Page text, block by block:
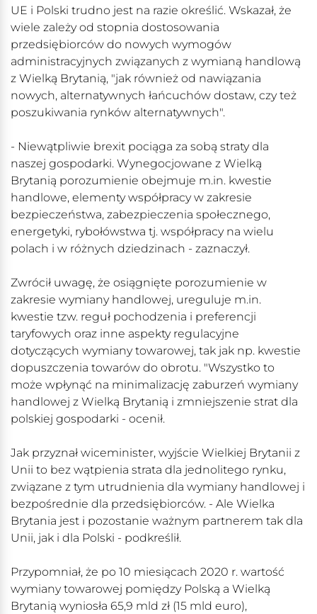
UE i Polski trudno jest na razie określić. Wskazał, że
wiele zależy od stopnia dostosowania
przedsiębiorców do nowych wymogów
administracyjnych związanych z wymianą handlową
z Wielką Brytanią, "jak również od nawiązania
nowych, alternatywnych łańcuchów dostaw, czy też
poszukiwania rynków alternatywnych".
- Niewątpliwie brexit pociąga za sobą straty dla
naszej gospodarki. Wynegocjowane z Wielką
Brytanią porozumienie obejmuje m.in. kwestie
handlowe, elementy współpracy w zakresie
bezpieczeństwa, zabezpieczenia społecznego,
energetyki, rybołówstwa tj. współpracy na wielu
polach i w różnych dziedzinach - zaznaczył.
Zwrócił uwagę, że osiągnięte porozumienie w
zakresie wymiany handlowej, ureguluje m.in.
kwestie tzw. reguł pochodzenia i preferencji
taryfowych oraz inne aspekty regulacyjne
dotyczących wymiany towarowej, tak jak np. kwestie
dopuszczenia towarów do obrotu. "Wszystko to
może wpłynąć na minimalizację zaburzeń wymiany
handlowej z Wielką Brytanią i zmniejszenie strat dla
polskiej gospodarki - ocenił.
Jak przyznał wiceminister, wyjście Wielkiej Brytanii z
Unii to bez wątpienia strata dla jednolitego rynku,
związane z tym utrudnienia dla wymiany handlowej i
bezpośrednie dla przedsiębiorców. - Ale Wielka
Brytania jest i pozostanie ważnym partnerem tak dla
Unii, jak i dla Polski - podkreślił.
Przypomniał, że po 10 miesiącach 2020 r. wartość
wymiany towarowej pomiędzy Polską a Wielką
Brytanią wyniosła 65,9 mld zł (15 mld euro),